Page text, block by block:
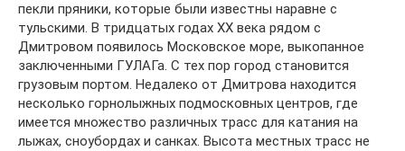
пекли пряники, которые были известны наравне с
тульскими. В тридцатых годах XX века рядом с
Дмитровом появилось Московское море, выкопанное
заключенными ГУЛАГа. С тех пор город становится
грузовым портом. Недалеко от Дмитрова находится
несколько горнолыжных подмосковных центров, где
имеется множество различных трасс для катания на
лыжах, сноубордах и санках. Высота местных трасс не